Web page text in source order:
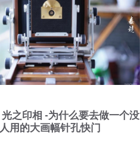
光之印相 -为什么要去做一个没
人用的大画幅针孔快门